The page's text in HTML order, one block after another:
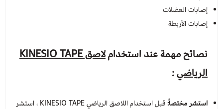
إصابات العضلات
إصابات الأربطة
نصائح مهمة عند استخدام
لاصق KINESIO TAPE
الرياضي
استشر مختصاً:
قبل استخدام اللاصق الرياضي KINESIO TAPE ، استشر